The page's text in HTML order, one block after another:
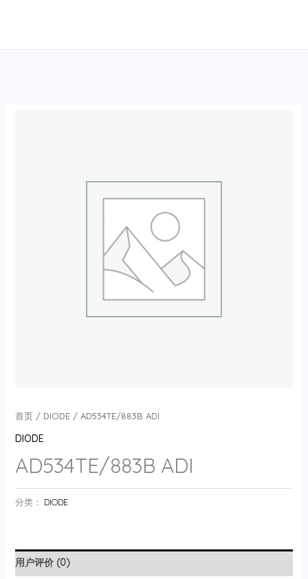
首页/ DIODE/ AD534TE/883B ADI
DIODE
AD534TE/883B ADI
分类： DIODE
用户评价 (0)